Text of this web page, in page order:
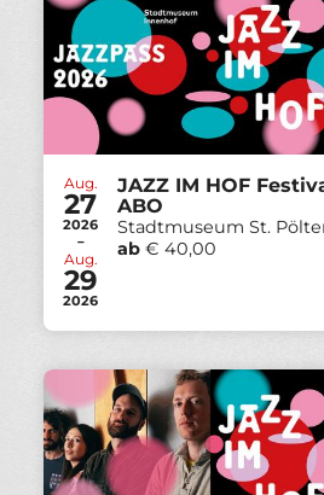
Aug.
27
2026
-
Aug.
29
2026
JAZZ IM HOF
ABO
Stadtmuseum St.
ab € 40,00